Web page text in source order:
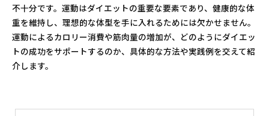
不十分です。運動はダイエットの重要な要素であり、健康的な体
重を維持し、理想的な体型を手に入れるためには欠かせません。
運動によるカロリー消費や筋肉量の増加が、どのようにダイエッ
トの成功をサポートするのか、具体的な方法や実践例を交えて紹
介します。